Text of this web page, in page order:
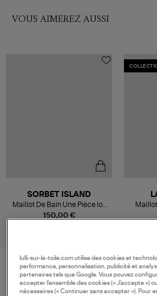
VOUS AIMEREZ AUSSI
150,00 €
SORBET ISLAND
Maillot De Bain Une Pièce Ioli
Cheeky Blue Raspberry
VOS DERNIERS PRODUITS VUS
lulli-sur-la-toile.com utilise des cookies et
performance, personnalisation, publicité et
partenaires tels que Google. Vous pouvez
accepter l’ensemble des cookies (« J’accepte »)
nécessaires (« Continuer sans accepter »). Pour